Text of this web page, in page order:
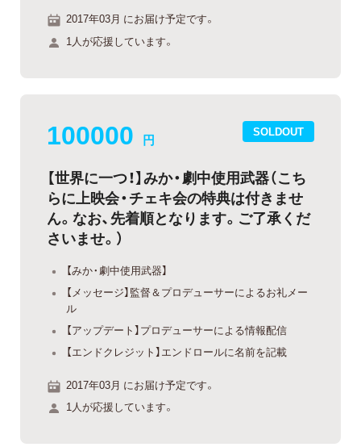
2017年03月 にお届け予定です。
1人が応援しています。
SOLDOUT
100000 円
【世界に一つ！】みか・劇中使用武器（こち
らに上映会・チェキ会の特典は付きませ
ん。なお、先着順となります。ご了承くだ
さいませ。）
【みか・劇中使用武器】
【メッセージ】監督＆プロデューサーによるお礼メー
ル
【アップデート】プロデューサーによる情報配信
【エンドクレジット】エンドロールに名前を記載
2017年03月 にお届け予定です。
1人が応援しています。